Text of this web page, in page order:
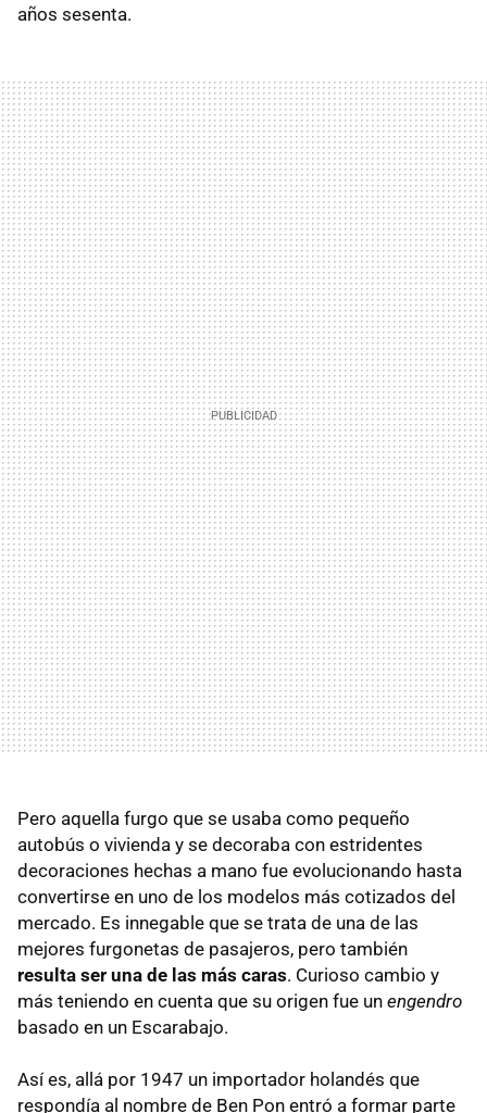
años sesenta.
Pero aquella furgo que se usaba como pequeño
autobús o vivienda y se decoraba con estridentes
decoraciones hechas a mano fue evolucionando hasta
convertirse en uno de los modelos más cotizados del
mercado. Es innegable que se trata de una de las
mejores furgonetas de pasajeros, pero también
resulta ser una de las más caras. Curioso cambio y
más teniendo en cuenta que su origen fue un engendro
basado en un Escarabajo.
Así es, allá por 1947 un importador holandés que
respondía al nombre de Ben Pon entró a formar parte